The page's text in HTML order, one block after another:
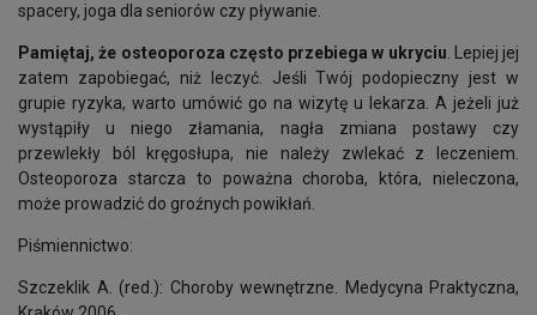
spacery, joga dla seniorów czy pływanie.
Pamiętaj, że osteoporoza często przebiega w ukryciu . Lepiej jej
zatem zapobiegać, niż leczyć. Jeśli Twój podopieczny jest w
grupie ryzyka, warto umówić go na wizytę u lekarza. A jeżeli już
wystąpiły u niego złamania, nagła zmiana postawy czy
przewlekły ból kręgosłupa, nie należy zwlekać z leczeniem.
Osteoporoza starcza to poważna choroba, która, nieleczona,
może prowadzić do groźnych powikłań.
Piśmiennictwo:
Szczeklik A. (red.): Choroby wewnętrzne. Medycyna Praktyczna,